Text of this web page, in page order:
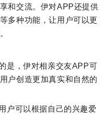
和交流。伊对APP还提供
多种功能，让用户可以更
是，伊对相亲交友APP可
户创造更加真实和自然的
户可以根据自己的兴趣爱